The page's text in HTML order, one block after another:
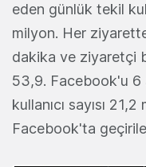
eden günlük tekil
milyon. Her
dakika ve ziyaretçi
53,9. Facebook'u
kullanıcı sayısı
Facebook'ta